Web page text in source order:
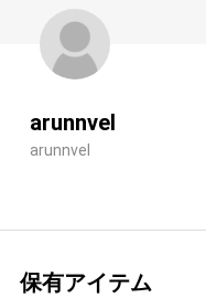
arunnvel
arunnvel
保有アイテム